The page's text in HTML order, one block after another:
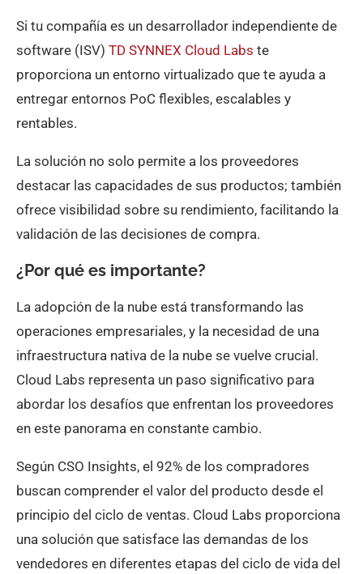
Si tu compañía es un desarrollador independiente de
software (ISV) TD SYNNEX Cloud Labs te
proporciona un entorno virtualizado que te ayuda a
entregar entornos PoC flexibles, escalables y
rentables.
La solución no solo permite a los proveedores
destacar las capacidades de sus productos; también
ofrece visibilidad sobre su rendimiento, facilitando la
validación de las decisiones de compra.
¿Por qué es importante?
La adopción de la nube está transformando las
operaciones empresariales, y la necesidad de una
infraestructura nativa de la nube se vuelve crucial.
Cloud Labs representa un paso significativo para
abordar los desafíos que enfrentan los proveedores
en este panorama en constante cambio.
Según CSO Insights, el 92% de los compradores
buscan comprender el valor del producto desde el
principio del ciclo de ventas. Cloud Labs proporciona
una solución que satisface las demandas de los
vendedores en diferentes etapas del ciclo de vida del